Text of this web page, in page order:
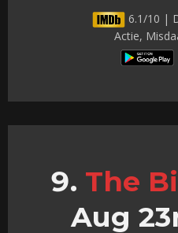
6.1/10 |
Actie,
The
Aug